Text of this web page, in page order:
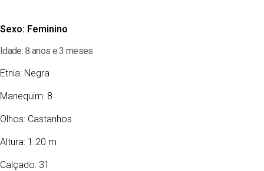
Sexo: Feminino
Idade: 8 anos e 3 meses
Etnia: Negra
Manequim: 8
Olhos: Castanhos
Altura: 1.20 m
Calçado: 31